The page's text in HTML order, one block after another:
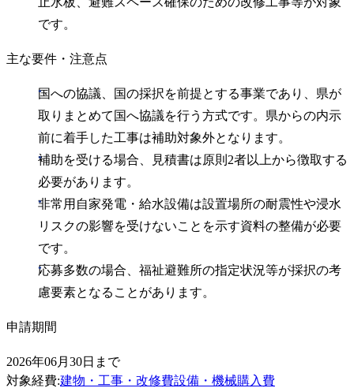
です。
主な要件・注意点
国への協議、国の採択を前提とする事業であり、県が
取りまとめて国へ協議を行う方式です。県からの内示
前に着手した工事は補助対象外となります。
補助を受ける場合、見積書は原則2者以上から徴取する
必要があります。
非常用自家発電・給水設備は設置場所の耐震性や浸水
リスクの影響を受けないことを示す資料の整備が必要
です。
応募多数の場合、福祉避難所の指定状況等が採択の考
慮要素となることがあります。
申請期間
2026年06月30日まで
対象経費:建物・工事・改修費設備・機械購入費